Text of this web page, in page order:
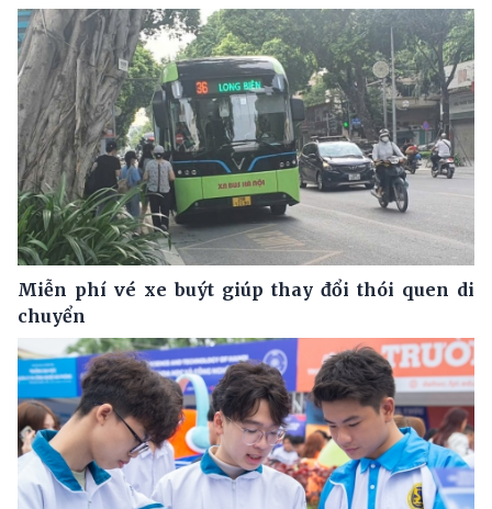
Miễn phí vé xe buýt giúp thay đổi thói quen di
chuyển